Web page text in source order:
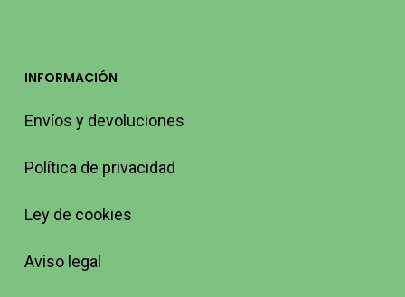
INFORMACIÓN
Envíos y devoluciones
Política de privacidad
Ley de cookies
Aviso legal